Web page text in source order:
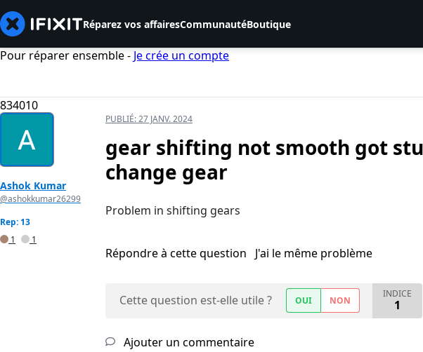
Réparez vos affairesCommunautéBoutique
Pour réparer ensemble - Je crée un compte
834010
Ashok Kumar
@ashokkumar26299
Rep: 13
1
1
PUBLIÉ:27 JANV. 2024
gear shifting not smooth got
change gear
Problem in shifting gears
Répondre à cette question J'ai le même problème
Cette question est-elle utile ? OUI NON
INDICE
1
Ajouter un commentaire